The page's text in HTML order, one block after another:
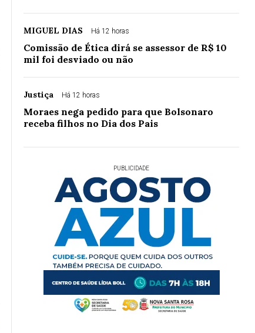
MIGUEL DIAS Há 12 horas
Comissão de Ética dirá se assessor de R$ 10
mil foi desviado ou não
Justiça Há 12 horas
Moraes nega pedido para que Bolsonaro
receba filhos no Dia dos Pais
PUBLICIDADE